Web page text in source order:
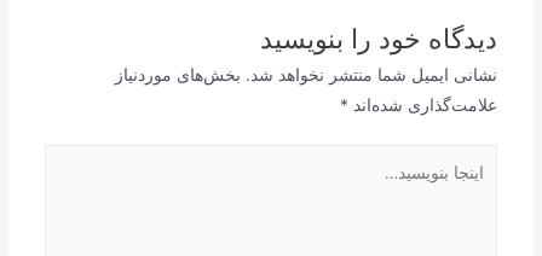
دیدگاه‌ خود را بنویسید
نشانی ایمیل شما منتشر نخواهد شد. بخش‌های موردنیاز
علامت‌گذاری شده‌اند *
بنویسید…